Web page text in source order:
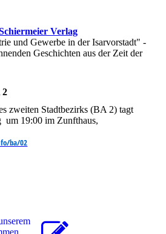
Verlag
und Gewerbe in der Isarvorstadt" -
Geschichten aus der Zeit der
2
zweiten Stadtbezirks (BA 2) tagt
um 19:00 im Zunfthaus,
ba/02